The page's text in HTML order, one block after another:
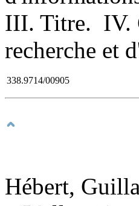
III. Titre. IV.
recherche et
338.9714/00905
Hébert,